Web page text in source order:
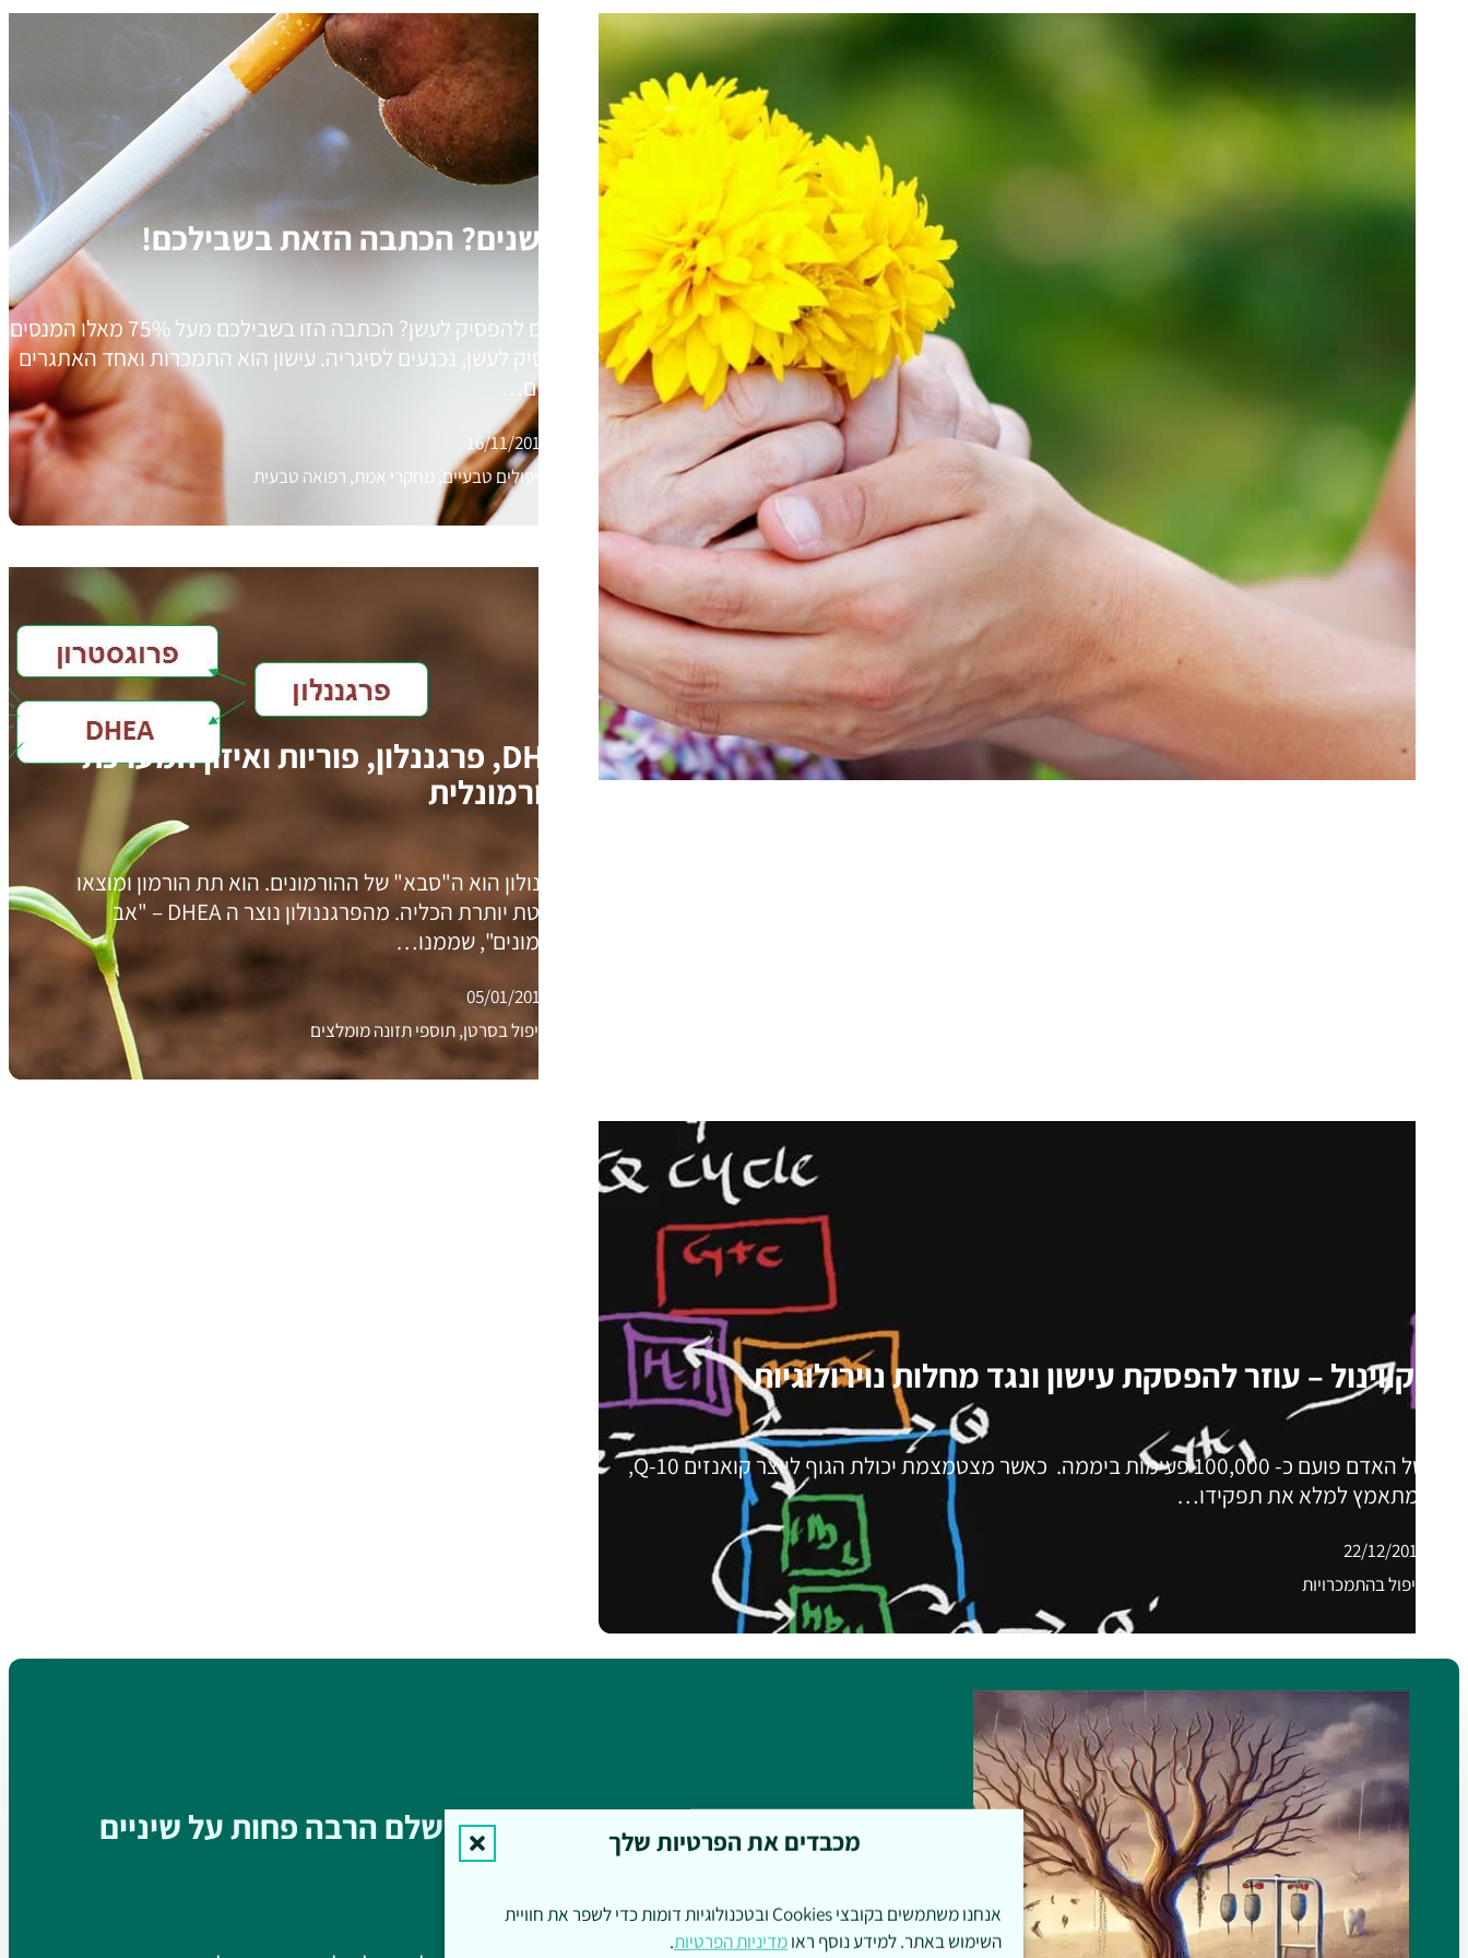
מכבדים את הפרטיות שלך
אנחנו משתמשים בקובצי Cookies ובטכנולוגיות דומות כדי לשפר את חוויית
השימוש באתר. למידע נוסף ראומדיניות הפרטיות.
מעשנים? הכתבה הזאת בשבילכם!
מנסים להפסיק לעשן? הכתבה הזו בשבילכם מעל 75% מאלו המנסים
להפסיק לעשן, נכנעים לסיגריה. עישון הוא התמכרות ואחד האתגרים
הקשים…
16/11/2016
טיפולים טבעיים, מחקרי אמת, רפואה טבעית
DHEA, פרגננלון, פוריות ואיזון המערכת
ההורמונלית
פרגננולון הוא ה"סבא" של ההורמונים. הוא תת הורמון ומוצאו
מבלוטת יותרת הכליה. מהפרגננולון נוצר ה DHEA – "אב
ההורמונים", שממנו…
05/01/2016
טיפול בסרטן, תוספי תזונה מומלצים
יוביקווינול – עוזר להפסקת עישון ונגד מחלות נוירולוגיות
לבו של האדם פועם כ- 100,000 פעימות ביממה. כאשר מצטמצמת יכולת הגוף לייצר קואנזים 10-Q,
הלב מתאמץ למלא את תפקידו…
22/12/2015
טיפול בהתמכרויות
איך להימנע מכאבי ואובדן שיניים ולשלם הרבה פחות על שיניים
בריאות
גם לדעתך הגוף יודע לחדש את עצמו?